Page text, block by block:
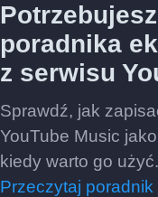
poradnika
z serwisu
Sprawdź, jak
YouTube Music
kiedy warto go użyć.
Przeczytaj